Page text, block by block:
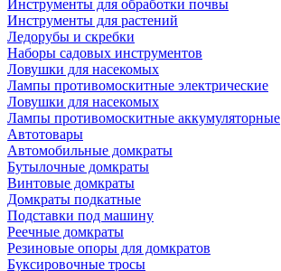
Инструменты для обработки почвы
Инструменты для растений
Ледорубы и скребки
Наборы садовых инструментов
Ловушки для насекомых
Лампы противомоскитные электрические
Ловушки для насекомых
Лампы противомоскитные аккумуляторные
Автотовары
Автомобильные домкраты
Бутылочные домкраты
Винтовые домкраты
Домкраты подкатные
Подставки под машину
Реечные домкраты
Резиновые опоры для домкратов
Буксировочные тросы